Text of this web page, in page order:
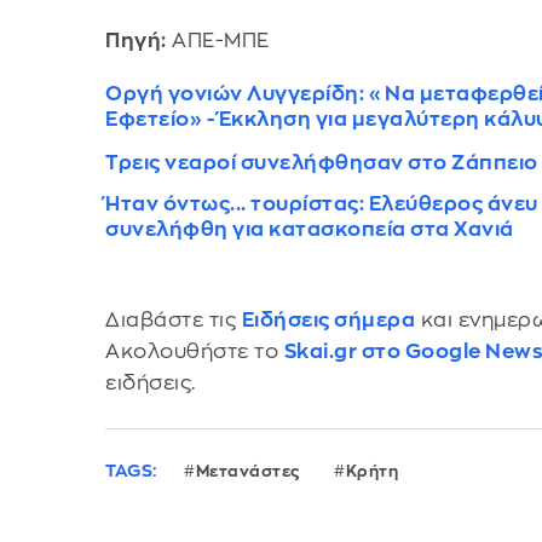
Πηγή: ΑΠΕ-ΜΠΕ
Οργή γονιών Λυγγερίδη: «Να
Εφετείο» - Έκκληση για μεγαλύτερη
Τρεις νεαροί συνελήφθησαν στο
Ήταν όντως... τουρίστας: Ελεύθερος
συνελήφθη για κατασκοπεία στα Χανιά
Διαβάστε τις Ειδήσεις σήμερα και
Ακολουθήστε το Skai.gr στο Google
ειδήσεις.
TAGS: Μετανάστες Κρήτη